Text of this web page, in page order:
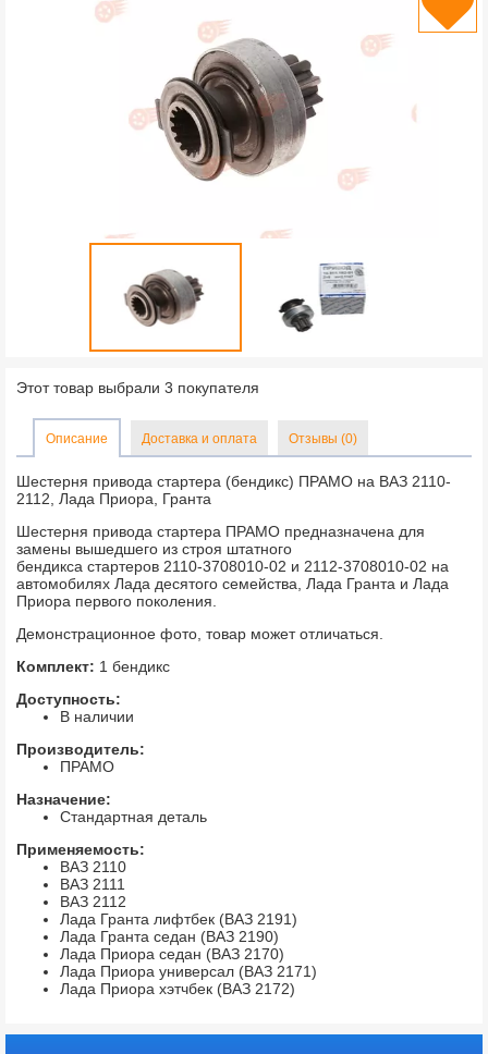
Этот товар выбрали 3 покупателя
Описание Доставка и оплата Отзывы (0)
Шестерня привода стартера (бендикс) ПРАМО на ВАЗ 2110-
2112, Лада Приора, Гранта
Шестерня привода стартера ПРАМО предназначена для
замены вышедшего из строя штатного
бендикса стартеров 2110-3708010-02 и 2112-3708010-02 на
автомобилях Лада десятого семейства, Лада Гранта и Лада
Приора первого поколения.
Демонстрационное фото, товар может отличаться.
Комплект: 1 бендикс
Доступность:
В наличии
Производитель:
ПРАМО
Назначение:
Стандартная деталь
Применяемость:
ВАЗ 2110
ВАЗ 2111
ВАЗ 2112
Лада Гранта лифтбек (ВАЗ 2191)
Лада Гранта седан (ВАЗ 2190)
Лада Приора седан (ВАЗ 2170)
Лада Приора универсал (ВАЗ 2171)
Лада Приора хэтчбек (ВАЗ 2172)